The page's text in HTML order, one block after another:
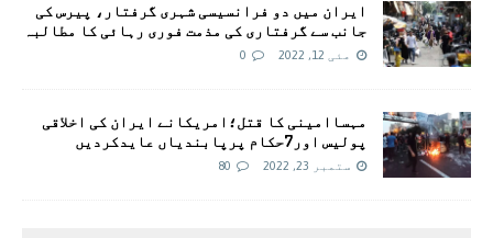
ایران میں دو فرانسیسی شہری گرفتار، پیرس کی
جانب سے گرفتاری کی مذمت فوری رہائی کا مطالبہ
مئی 12, 2022 0
مہساامینی کا قتل؛امریکانے ایران کی اخلاقی
پولیس اور7حکام پرپابندیاں عایدکردیں
ستمبر 23, 2022 80